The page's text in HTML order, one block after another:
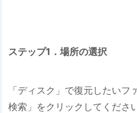
ステップ1．場所の選択
「ディスク」で復元したい
検索」をクリックしてください